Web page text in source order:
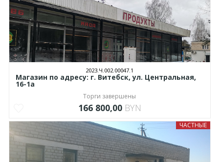
2023.Ч.002.00047.1
Магазин по адресу: г. Витебск, ул. Центральная,
16-1а
Торги завершены
166 800,00 BYN
ЧАСТНЫЕ